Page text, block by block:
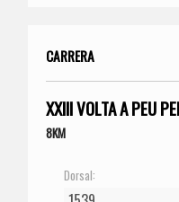
CARRERA
XXIII VOLTA A PEU
8KM
Dorsal: